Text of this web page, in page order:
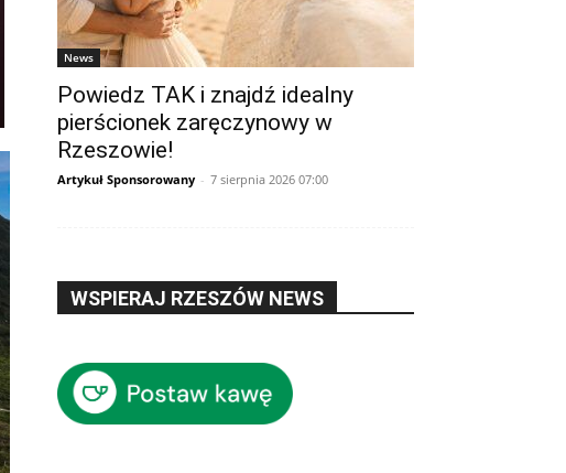
News
Powiedz TAK i znajdź idealny
pierścionek zaręczynowy w
Rzeszowie!
Artykuł Sponsorowany - 7 sierpnia 2026 07:00
WSPIERAJ RZESZÓW NEWS